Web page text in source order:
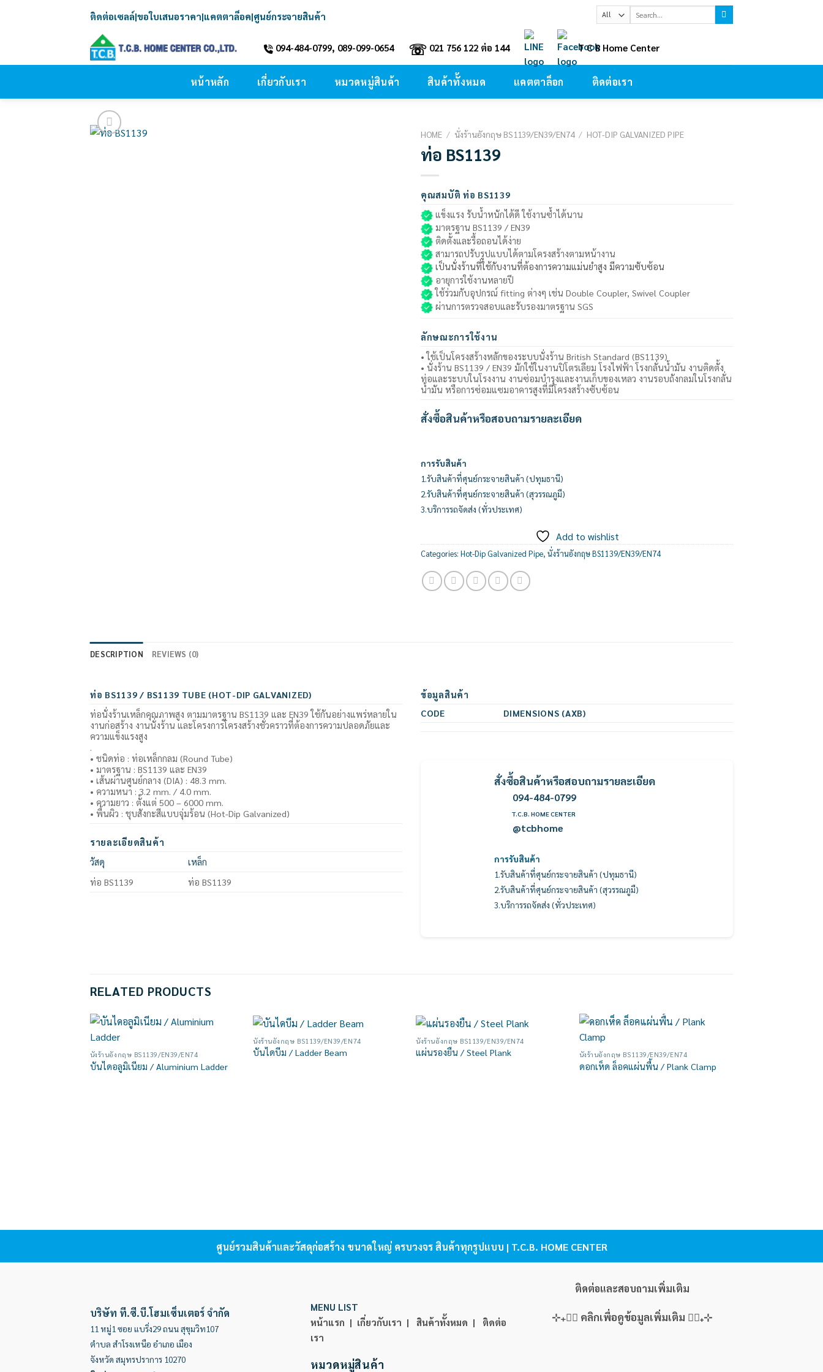
ติดต่อเซลล์|ขอใบเสนอราคา|แคตตาล็อค|ศูนย์กระจายสินค้า
for:
094-484-0799, 089-099-0654 ☏ 021 756 122 ต่อ 144 ㅤT C B Home Center
หน้าหลัก เกี่ยวกับเรา หมวดหมู่สินค้า สินค้าทั้งหมด แคตตาล็อก ติดต่อเรา
HOME / นั่งร้านอังกฤษ BS1139/EN39/EN74 / HOT-DIP GALVANIZED PIPE
ท่อ BS1139
คุณสมบัติ ท่อ BS1139
แข็งแรง รับน้ำหนักได้ดี ใช้งานซ้ำได้นาน
มาตรฐาน BS1139 / EN39
ติดตั้งและรื้อถอนได้ง่าย
สามารถปรับรูปแบบได้ตามโครงสร้างตามหน้างาน
เป็นนั่งร้านที่ใช้กับงานที่ต้องการความแม่นยำสูง มีความซับซ้อน
อายุการใช้งานหลายปี
ใช้ร่วมกับอุปกรณ์ fitting ต่างๆ เช่น Double Coupler, Swivel Coupler
ผ่านการตรวจสอบและรับรองมาตรฐาน SGS
ลักษณะการใช้งาน
• ใช้เป็นโครงสร้างหลักของระบบนั่งร้าน British Standard (BS1139)
• นั่งร้าน BS1139 / EN39 มักใช้ในงานปิโตรเลียม โรงไฟฟ้า โรงกลั่นน้ำมัน งานติดตั้ง
ท่อและระบบในโรงงาน งานซ่อมบำรุงและงานเก็บของเหลว งานรอบถังกลมในโรงกลั่น
น้ำมัน หรือการซ่อมแซมอาคารสูงที่มีโครงสร้างซับซ้อน
สั่งซื้อสินค้าหรือสอบถามรายละเอียด
การรับสินค้า
1.รับสินค้าที่ศุนย์กระจายสินค้า (ปทุมธานี)
2.รับสินค้าที่ศุนย์กระจายสินค้า (สุวรรณภูมื)
3.บริการรถจัดส่ง (ทั่วประเทศ)
Add to wishlist
Categories: Hot-Dip Galvanized Pipe, นั่งร้านอังกฤษ BS1139/EN39/EN74
DESCRIPTION REVIEWS (0)
ท่อ BS1139 / BS1139 TUBE (HOT-DIP GALVANIZED)
ท่อนั่งร้านเหล็กคุณภาพสูง ตามมาตรฐาน BS1139 และ EN39 ใช้กันอย่างแพร่หลายใน
งานก่อสร้าง งานนั่งร้าน และโครงการโครงสร้างชั่วคราวที่ต้องการความปลอดภัยและ
ความแข็งแรงสูง
.
• ชนิดท่อ : ท่อเหล็กกลม (Round Tube)
• มาตรฐาน : BS1139 และ EN39
• เส้นผ่านศูนย์กลาง (DIA) : 48.3 mm.
• ความหนา : 3.2 mm. / 4.0 mm.
• ความยาว : ตั้งแต่ 500 – 6000 mm.
• พื้นผิว : ชุบสังกะสีแบบจุ่มร้อน (Hot-Dip Galvanized)
รายละเอียดสินค้า
วัสดุ
เหล็ก
ท่อ BS1139
ท่อ BS1139
ข้อมูลสินค้า
CODE
DIMENSIONS (AXB)
สั่งซื้อสินค้าหรือสอบถามรายละเอียด
094-484-0799
T.C.B. HOME CENTER
@tcbhome
การรับสินค้า
1.รับสินค้าที่ศุนย์กระจายสินค้า (ปทุมธานี)
2.รับสินค้าที่ศุนย์กระจายสินค้า (สุวรรณภูมื)
3.บริการรถจัดส่ง (ทั่วประเทศ)
RELATED PRODUCTS
นั่งร้านอังกฤษ BS1139/EN39/EN74
บันไดอลูมิเนียม / Aluminium Ladder
นั่งร้านอังกฤษ BS1139/EN39/EN74
บันไดบีม / Ladder Beam
นั่งร้านอังกฤษ BS1139/EN39/EN74
แผ่นรองยืน / Steel Plank นั่งร้านอังกฤษ BS1139/EN39/EN74
ดอกเห็ด ล็อคแผ่นพื้น / Plank Clamp
ศูนย์รวมสินค้าและวัสดุก่อสร้าง ขนาดใหญ่ ครบวงจร สินค้าทุกรูปแบบ | T.C.B. HOME CENTER
บริษัท ที.ซี.บี.โฮมเซ็นเตอร์ จำกัด
11 หมู่1 ซอย แบริ่ง29 ถนน สุขุมวิท107
ตำบล สำโรงเหนือ อำเภอ เมือง
จังหวัด สมุทรปราการ 10270
MENU LIST
หน้าแรก | เกี่ยวกับเรา | สินค้าทั้งหมด |
ติดต่อ
เรา
หมวดหมู่สินค้า
ติดต่อและสอบถามเพิ่มเติม
⊹₊👇🏻 คลิกเพื่อดูข้อมูลเพิ่มเติม 👇🏻₊⊹